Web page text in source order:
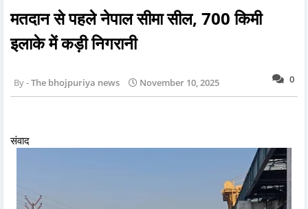
मतदान से पहले नेपाल सीमा सील, 700 किमी
इलाके में कड़ी निगरानी
0
The bhojpuriya news November 10, 2025
संवाद